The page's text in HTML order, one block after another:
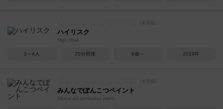
ハイリスク
High Risk
2～4人 20分前後 8歳～ 2019年
みんなでぽんこつペイント
Minna de ponkotsu paint